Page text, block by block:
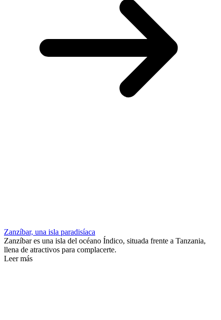
Zanzíbar, una isla paradisíaca
Zanzíbar es una isla del océano Índico, situada frente a Tanzania,
llena de atractivos para complacerte.
Leer más